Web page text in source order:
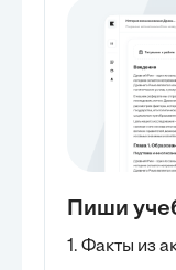
Пиши
1. Факты из